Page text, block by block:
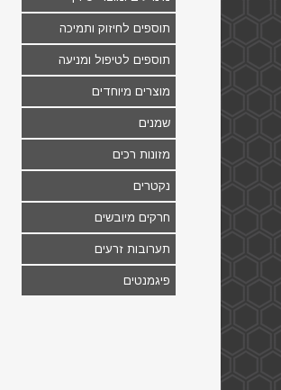
תוספים לחיזוק ותמיכה
תוספים לטיפול ומניעה
מוצרים מיוחדים
שמנים
מזונות רכים
נקטרים
חרקים מיובשים
תערובות זרעים
פיגמנטים